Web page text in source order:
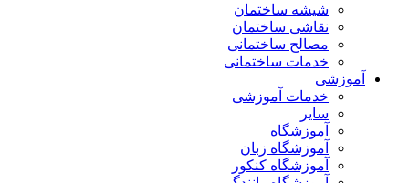
شیشه ساختمان
نقاشی ساختمان
مصالح ساختمانی
خدمات ساختمانی
آموزشی
خدمات آموزشی
سایر
آموزشگاه
آموزشگاه زبان
آموزشگاه کنکور